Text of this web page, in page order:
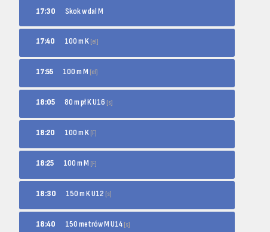
17:30 Skok w dal M
17:40 100 m K [el]
17:55 100 m M [el]
18:05 80 m pł K U16 [s]
18:20 100 m K [F]
18:25 100 m M [F]
18:30 150 m K U12 [s]
18:40 150 metrów M U14 [s]